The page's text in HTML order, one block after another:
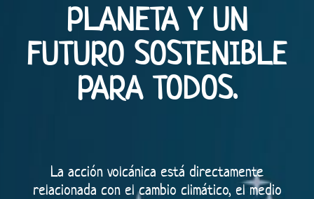
PLANETA Y UN
FUTURO SOSTENIBLE
PARA TODOS.
La acción volcánica está directamente
relacionada con el cambio climático, el medio